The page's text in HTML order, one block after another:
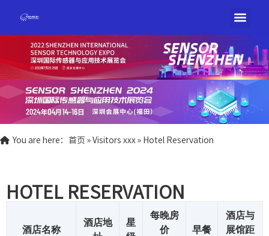
You are here： 首页 » Visitors xxx » Hotel Reservation
HOTEL RESERVATION
酒店名称
酒店地
星
每晚房
价
早餐
酒店与
展馆距